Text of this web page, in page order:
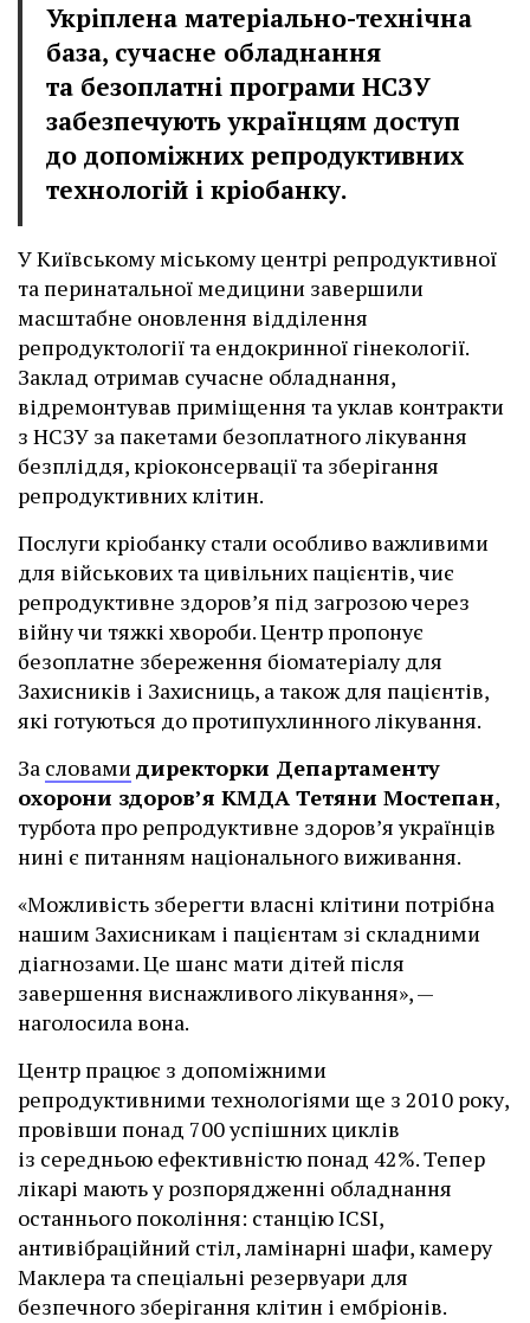
Укріплена матеріально-технічна
база, сучасне обладнання
та безоплатні програми НСЗУ
забезпечують українцям доступ
до допоміжних репродуктивних
технологій і кріобанку.
У Київському міському центрі репродуктивної
та перинатальної медицини завершили
масштабне оновлення відділення
репродуктології та ендокринної гінекології.
Заклад отримав сучасне обладнання,
відремонтував приміщення та уклав контракти
з НСЗУ за пакетами безоплатного лікування
безпліддя, кріоконсервації та зберігання
репродуктивних клітин.
Послуги кріобанку стали особливо важливими
для військових та цивільних пацієнтів, чиє
репродуктивне здоров’я під загрозою через
війну чи тяжкі хвороби. Центр пропонує
безоплатне збереження біоматеріалу для
Захисників і Захисниць, а також для пацієнтів,
які готуються до протипухлинного лікування.
За словамидиректорки Департаменту
охорони здоров’я КМДА Тетяни Мостепан,
турбота про репродуктивне здоров’я українців
нині є питанням національного виживання.
«Можливість зберегти власні клітини потрібна
нашим Захисникам і пацієнтам зі складними
діагнозами. Це шанс мати дітей після
завершення виснажливого лікування», —
наголосила вона.
Центр працює з допоміжними
репродуктивними технологіями ще з 2010 року,
провівши понад 700 успішних циклів
із середньою ефективністю понад 42%. Тепер
лікарі мають у розпорядженні обладнання
останнього покоління: станцію ІCSI,
антивібраційний стіл, ламінарні шафи, камеру
Маклера та спеціальні резервуари для
безпечного зберігання клітин і ембріонів.